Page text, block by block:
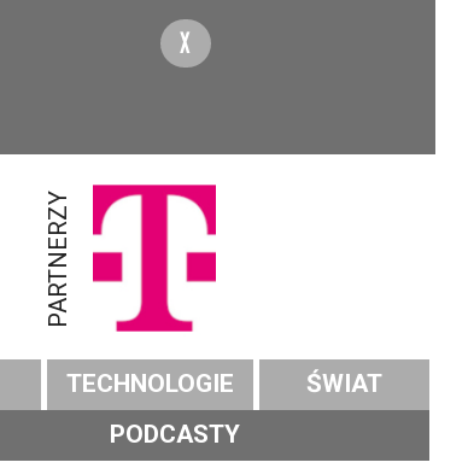
X
PARTNERZY
TECHNOLOGIE
ŚWIAT
PODCASTY